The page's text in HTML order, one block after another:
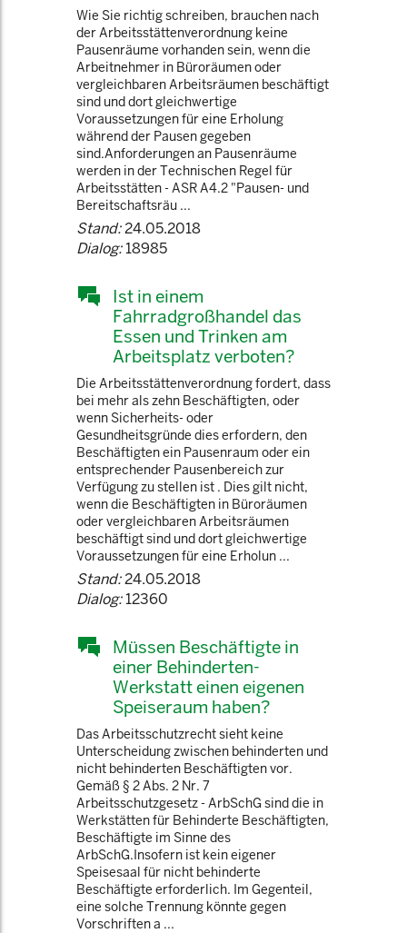
Wie Sie richtig schreiben, brauchen nach
der Arbeitsstättenverordnung keine
Pausenräume vorhanden sein, wenn die
Arbeitnehmer in Büroräumen oder
vergleichbaren Arbeitsräumen beschäftigt
sind und dort gleichwertige
Voraussetzungen für eine Erholung
während der Pausen gegeben
sind.Anforderungen an Pausenräume
werden in der Technischen Regel für
Arbeitsstätten - ASR A4.2 "Pausen- und
Bereitschaftsräu ...
Stand:24.05.2018
Dialog:18985
Ist in einem
Fahrradgroßhandel das
Essen und Trinken am
Arbeitsplatz verboten?
Die Arbeitsstättenverordnung fordert, dass
bei mehr als zehn Beschäftigten, oder
wenn Sicherheits- oder
Gesundheitsgründe dies erfordern, den
Beschäftigten ein Pausenraum oder ein
entsprechender Pausenbereich zur
Verfügung zu stellen ist . Dies gilt nicht,
wenn die Beschäftigten in Büroräumen
oder vergleichbaren Arbeitsräumen
beschäftigt sind und dort gleichwertige
Voraussetzungen für eine Erholun ...
Stand:24.05.2018
Dialog:12360
Müssen Beschäftigte in
einer Behinderten-
Werkstatt einen eigenen
Speiseraum haben?
Das Arbeitsschutzrecht sieht keine
Unterscheidung zwischen behinderten und
nicht behinderten Beschäftigten vor.
Gemäß § 2 Abs. 2 Nr. 7
Arbeitsschutzgesetz - ArbSchG sind die in
Werkstätten für Behinderte Beschäftigten,
Beschäftigte im Sinne des
ArbSchG.Insofern ist kein eigener
Speisesaal für nicht behinderte
Beschäftigte erforderlich. Im Gegenteil,
eine solche Trennung könnte gegen
Vorschriften a ...